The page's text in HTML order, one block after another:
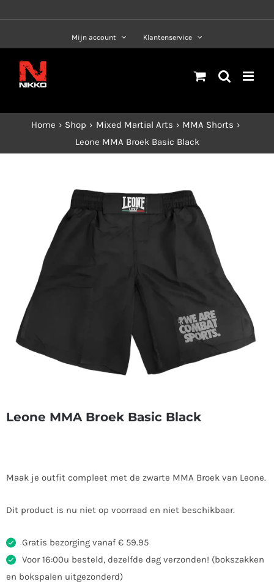
Mijn account Klantenservice
Home Shop Mixed Martial Arts
MMA Shorts
Leone MMA Broek Basic Black
Leone MMA Broek Basic Black
Maak je outfit compleet met de zwarte MMA Broek van Leone.
Dit product is nu niet op voorraad en niet beschikbaar.
Gratis bezorging vanaf € 59.95
Voor 16:00u besteld, dezelfde dag verzonden! (bokszakken
en bokspalen uitgezonderd)